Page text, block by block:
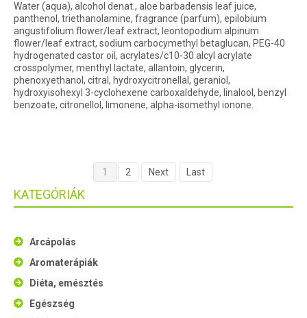
Water (aqua), alcohol denat., aloe barbadensis leaf juice,
panthenol, triethanolamine, fragrance (parfum), epilobium
angustifolium flower/leaf extract, leontopodium alpinum
flower/leaf extract, sodium carbocymethyl betaglucan, PEG-40
hydrogenated castor oil, acrylates/c10-30 alcyl acrylate
crosspolymer, menthyl lactate, allantoin, glycerin,
phenoxyethanol, citral, hydroxycitronellal, geraniol,
hydroxyisohexyl 3-cyclohexene carboxaldehyde, linalool, benzyl
benzoate, citronellol, limonene, alpha-isomethyl ionone.
1 2 Next Last
KATEGÓRIÁK
Arcápolás
Aromaterápiák
Diéta, emésztés
Egészség